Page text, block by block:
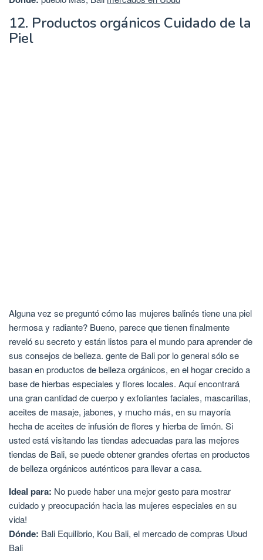
12. Productos orgánicos Cuidado de la
Piel
Alguna vez se preguntó cómo las mujeres balinés tiene una piel
hermosa y radiante? Bueno, parece que tienen finalmente
reveló su secreto y están listos para el mundo para aprender de
sus consejos de belleza. gente de Bali por lo general sólo se
basan en productos de belleza orgánicos, en el hogar crecido a
base de hierbas especiales y flores locales. Aquí encontrará
una gran cantidad de cuerpo y exfoliantes faciales, mascarillas,
aceites de masaje, jabones, y mucho más, en su mayoría
hecha de aceites de infusión de flores y hierba de limón. Si
usted está visitando las tiendas adecuadas para las mejores
tiendas de Bali, se puede obtener grandes ofertas en productos
de belleza orgánicos auténticos para llevar a casa.
Ideal para: No puede haber una mejor gesto para mostrar
cuidado y preocupación hacia las mujeres especiales en su
vida!
Dónde: Bali Equilibrio, Kou Bali, el mercado de compras Ubud
Bali